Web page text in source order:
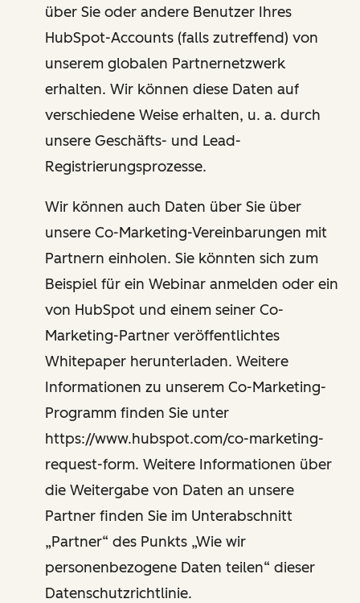
über Sie oder andere Benutzer Ihres
HubSpot-Accounts (falls zutreffend) von
unserem globalen Partnernetzwerk
erhalten. Wir können diese Daten auf
verschiedene Weise erhalten, u. a. durch
unsere Geschäfts- und Lead-
Registrierungsprozesse.
Wir können auch Daten über Sie über
unsere Co-Marketing-Vereinbarungen mit
Partnern einholen. Sie könnten sich zum
Beispiel für ein Webinar anmelden oder ein
von HubSpot und einem seiner Co-
Marketing-Partner veröffentlichtes
Whitepaper herunterladen. Weitere
Informationen zu unserem Co-Marketing-
Programm finden Sie unter
https://www.hubspot.com/co-marketing-
request-form. Weitere Informationen über
die Weitergabe von Daten an unsere
Partner finden Sie im Unterabschnitt
„Partner“ des Punkts „Wie wir
personenbezogene Daten teilen“ dieser
Datenschutzrichtlinie.